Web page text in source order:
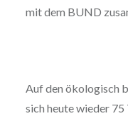
mit dem BUND
Auf den ökologisch
sich heute wieder